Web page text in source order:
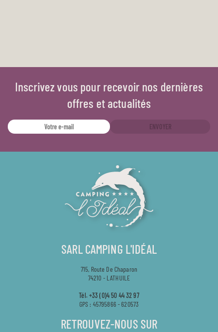
Inscrivez vous pour recevoir nos dernières
offres et actualités
ENVOYER
SARL CAMPING L'IDÉAL
715, Route De Chaparon
74210 - LATHUILE
Tél. +33 (0)4 50 44 32 97
GPS : 45795866 - 620573
RETROUVEZ-NOUS SUR